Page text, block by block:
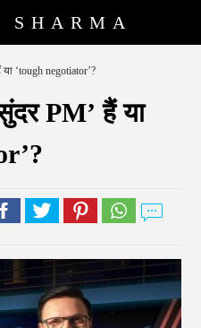
SHARMA
‘tough negotiator’?
PM’ हैं या